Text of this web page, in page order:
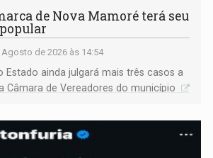
de Nova Mamoré terá seu
Agosto de 2026 às 14:54
Estado ainda julgará mais três casos a
Câmara de Vereadores do município